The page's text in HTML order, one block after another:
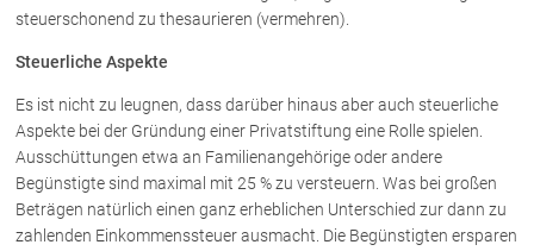
Publikationen
Paragraphen & Mehr
Medien
Vorarlberg Online
NOVUM
steuerschonend zu thesaurieren (vermehren).
Steuerliche Aspekte
Es ist nicht zu leugnen, dass darüber hinaus aber auch steuerliche
Aspekte bei der Gründung einer Privatstiftung eine Rolle spielen.
Ausschüttungen etwa an Familienangehörige oder andere
Begünstigte sind maximal mit 25 % zu versteuern. Was bei großen
Beträgen natürlich einen ganz erheblichen Unterschied zur dann zu
zahlenden Einkommenssteuer ausmacht. Die Begünstigten ersparen